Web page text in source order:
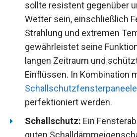
sollte resistent gegenüber
Wetter sein, einschließlich
Strahlung und extremen
gewährleistet seine
langen Zeitraum und
Einflüssen. In Kombination
perfektioniert werden.
Schallschutz: Ein
guten